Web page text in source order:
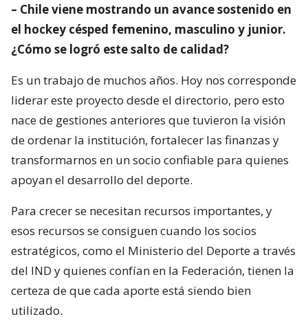
– Chile viene mostrando un avance sostenido en
el hockey césped femenino, masculino y junior.
¿Cómo se logró este salto de calidad?
Es un trabajo de muchos años. Hoy nos corresponde
liderar este proyecto desde el directorio, pero esto
nace de gestiones anteriores que tuvieron la visión
de ordenar la institución, fortalecer las finanzas y
transformarnos en un socio confiable para quienes
apoyan el desarrollo del deporte.
Para crecer se necesitan recursos importantes, y
esos recursos se consiguen cuando los socios
estratégicos, como el Ministerio del Deporte a través
del IND y quienes confían en la Federación, tienen la
certeza de que cada aporte está siendo bien
utilizado.